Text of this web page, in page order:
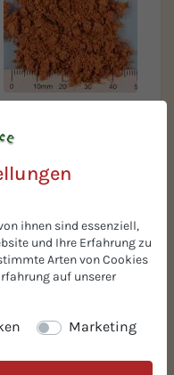
BIO-Majoran gerebelt
ihnen sind essenziell,
und Ihre Erfahrung zu
Arten von Cookies
auf unserer
Marketing